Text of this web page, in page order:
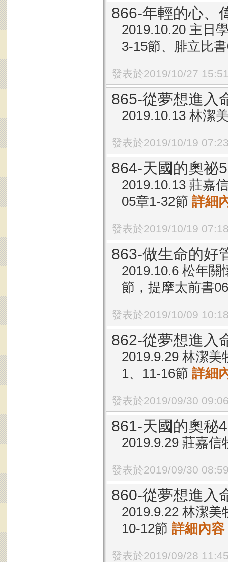
866-年輕的心、
2019.10.20 主日
3-15節、腓立比
發表於2019/10/27
865-從夢想進入
2019.10.13 林潔
發表於2019/10/19
864-天國的奧祕
2019.10.13 莊嘉
05章1-32節 詳細
發表於2019/10/19
863-做生命的好
2019.10.6 松年
節，提摩太前書
發表於2019/10/09
862-從夢想進入
2019.9.29 林潔
1、11-16節 詳細
發表於2019/09/30
861-天國的奧秘
2019.9.29 莊嘉
發表於2019/09/30
860-從夢想進入
2019.9.22 林潔
10-12節 詳細內容
發表於2019/09/28